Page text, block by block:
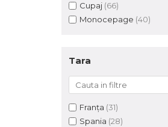
Cupaj (66)
Monocepage (40)
Tara
Franța (31)
Spania (28)